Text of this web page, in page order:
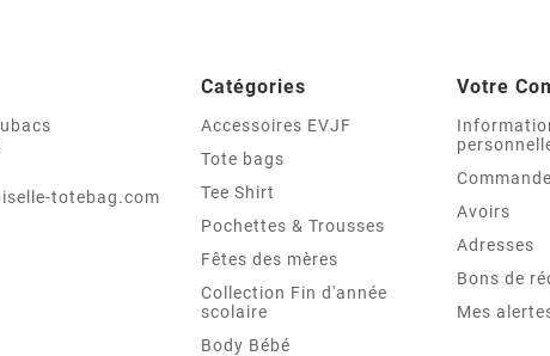
totebag.com
Catégories
Accessoires EVJF
Tote bags
Tee Shirt
Pochettes & Trousses
Fêtes des mères
Collection Fin d'année
scolaire
Body Bébé
Votre
Avoirs
Adresses
Bons de
Mes